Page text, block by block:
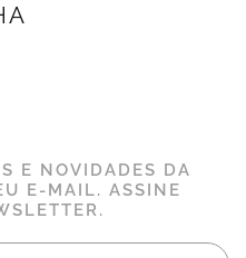
E NOVIDADES DA
E-MAIL. ASSINE